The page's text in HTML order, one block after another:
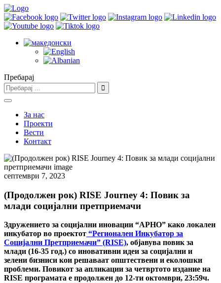
Пребарај
За нас
Проекти
Вести
Контакт
септември 7, 2023
(Продолжен рок) RISE Journey 4: Повик за
млади социјални претприемачи
Здружението за социјални иновации “АРНО” како локален
инкубатор во проектот “Регионален Инкубатор за
Социјални Претприемачи” (RISE), oбјавува повик за
млади (16-35 год.) со иновативни идеи за социјални и
зелени бизниси кои решаваат општествени и еколошки
проблеми. Повикот за апликации за четвртото издание на
RISE програмата е продолжен до 12-ти октомври, 23:59ч.